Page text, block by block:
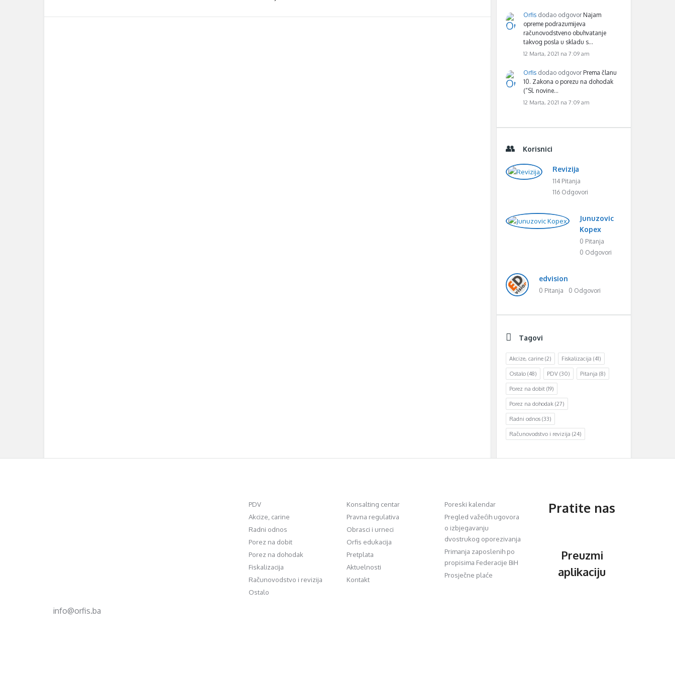
Orfis dodao odgovor Najam
opreme podrazumijeva
računovodstveno obuhvatanje
takvog posla u skladu s…
12 Marta, 2021 na 7:09 am
Orfis dodao odgovor Prema članu
10. Zakona o porezu na dohodak
(“Sl. novine…
12 Marta, 2021 na 7:09 am
Korisnici
Revizija
114 Pitanja
116 Odgovori
Junuzovic
Kopex
0 Pitanja
0 Odgovori
edvision
0 Pitanja 0 Odgovori
Tagovi
Akcize, carine (2) Fiskalizacija (41)
Ostalo (48) PDV (30) Pitanja (8)
Porez na dobit (19)
Porez na dohodak (27)
Radni odnos (33)
Računovodstvo i revizija (24)
info@orfis.ba
PDV
Akcize, carine
Radni odnos
Porez na dobit
Porez na dohodak
Fiskalizacija
Računovodstvo i revizija
Ostalo
Konsalting centar
Pravna regulativa
Obrasci i urneci
Orfis edukacija
Pretplata
Aktuelnosti
Kontakt
Poreski kalendar
Pregled važećih ugovora
o izbjegavanju
dvostrukog oporezivanja
Primanja zaposlenih po
propisima Federacije BiH
Prosječne plaće
Pratite nas
Preuzmi
aplikaciju